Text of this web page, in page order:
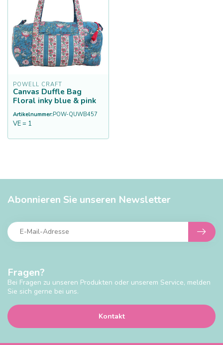
POWELL CRAFT
Canvas Duffle Bag
Floral inky blue & pink
Artikelnummer:POW-QUWB457
VE = 1
Fragen?
Bei Fragen zu unseren Produkten oder unserem Service, melden
Sie sich gerne bei uns.
Kontakt
Abonnieren Sie unseren Newsletter